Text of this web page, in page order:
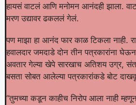
हायसं वाटलं आणि मनोमन आनंदही झाला.
मरण उद्यावर ढकललं गेलं.
पण माझा हा आनंद फार काळ टिकला नाही.
हवालदार जमदाडे दोन तीन पत्रकारांना
अवतार गेल्या खेपे सारखाच अतिशय उग्र,
बसता सोबत आलेल्या पत्रकारांकडे बोट
“तुमच्या कडून काहीच निरोप आला नाही